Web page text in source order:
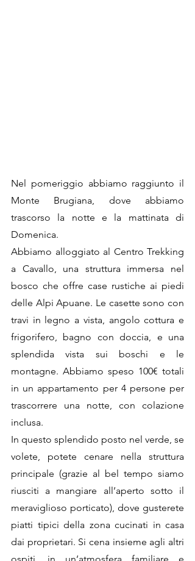
Nel pomeriggio abbiamo raggiunto il
Monte Brugiana, dove abbiamo
trascorso la notte e la mattinata di
Domenica.
Abbiamo alloggiato al Centro Trekking
a Cavallo, una struttura immersa nel
bosco che offre case rustiche ai piedi
delle Alpi Apuane. Le casette sono con
travi in legno a vista, angolo cottura e
frigorifero, bagno con doccia, e una
splendida vista sui boschi e le
montagne. Abbiamo speso 100€ totali
in un appartamento per 4 persone per
trascorrere una notte, con colazione
inclusa.
In questo splendido posto nel verde, se
volete, potete cenare nella struttura
principale (grazie al bel tempo siamo
riusciti a mangiare all’aperto sotto il
meraviglioso porticato), dove gusterete
piatti tipici della zona cucinati in casa
dai proprietari. Si cena insieme agli altri